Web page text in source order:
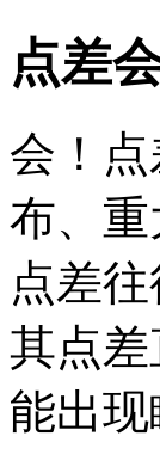
点差
会！
布、
点差
其点
能出